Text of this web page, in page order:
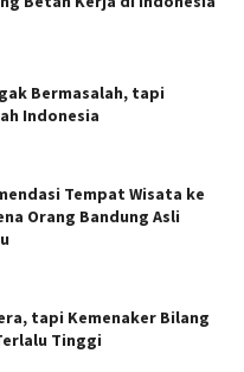
Bermasalah, tapi
Indonesia
Tempat Wisata ke
Orang Bandung Asli
tapi Kemenaker Bilang
Tinggi